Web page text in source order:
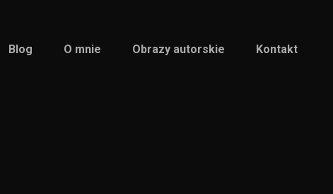
Blog O mnie Obrazy autorskie Kontakt